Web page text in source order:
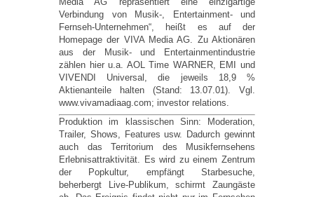
Verbindung von Musik-, Entertainment- und
Fernseh-Unternehmen“, heißt es auf der
Homepage der VIVA Media AG. Zu Aktionären
aus der Musik- und Entertainmentindustrie
zählen hier u.a. AOL Time WARNER, EMI und
VIVENDI Universal, die jeweils 18,9 %
Aktienanteile halten (Stand: 13.07.01). Vgl.
www.vivamadiaag.com; investor relations.
Produktion im klassischen Sinn: Moderation,
Trailer, Shows, Features usw. Dadurch gewinnt
auch das Territorium des Musikfernsehens
Erlebnisattraktivität. Es wird zu einem Zentrum
der Popkultur, empfängt Starbesuche,
beherbergt Live-Publikum, schirmt Zaungäste